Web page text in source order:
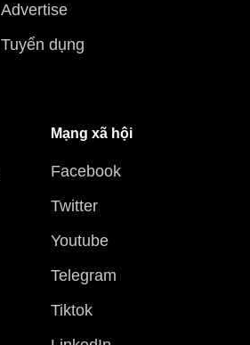
Advertise
Tuyển dụng
Mạng xã hội
Facebook
Twitter
Youtube
Telegram
Tiktok